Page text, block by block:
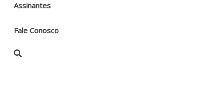
Assinantes
Fale Conosco